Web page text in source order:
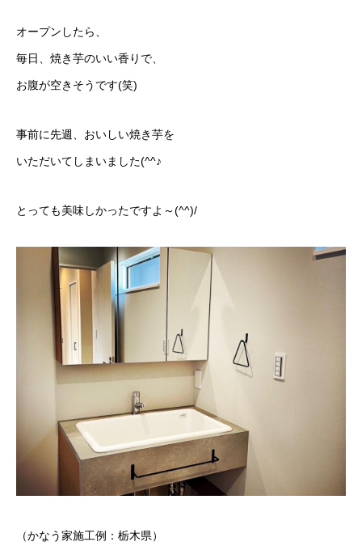
オープンしたら、
毎日、焼き芋のいい香りで、
お腹が空きそうです(笑)
事前に先週、おいしい焼き芋を
いただいてしまいました(^^♪
とっても美味しかったですよ～(^^)/
（かなう家施工例：栃木県）